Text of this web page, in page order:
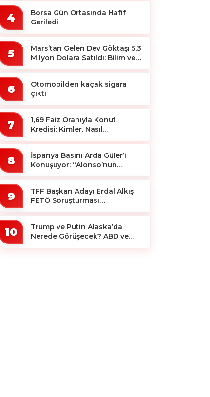
4
Borsa Gün Ortasında Hafif
Geriledi
5
Mars’tan Gelen Dev Göktaşı 5,3
Milyon Dolara Satıldı: Bilim ve
6
Otomobilden kaçak sigara
çıktı
7
1,69 Faiz Oranıyla Konut
Kredisi: Kimler, Nasıl
8
İspanya Basını Arda Güler’i
Konuşuyor: “Alonso’nun
9
TFF Başkan Adayı Erdal Alkış
FETÖ Soruşturması
10
Trump ve Putin Alaska’da
Nerede Görüşecek? ABD ve